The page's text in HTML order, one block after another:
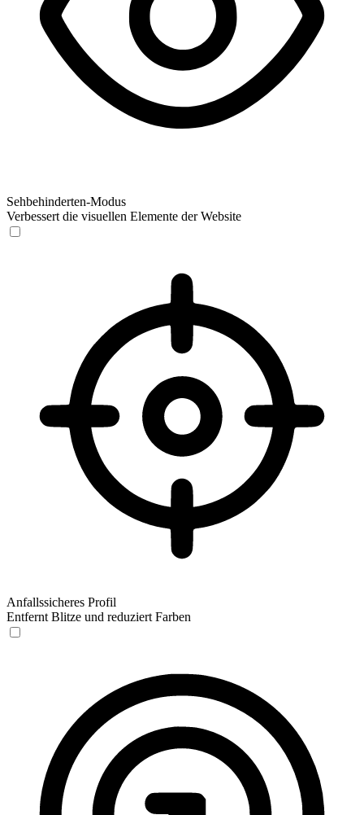
Sehbehinderten-Modus
Verbessert die visuellen Elemente der Website
Anfallssicheres Profil
Entfernt Blitze und reduziert Farben